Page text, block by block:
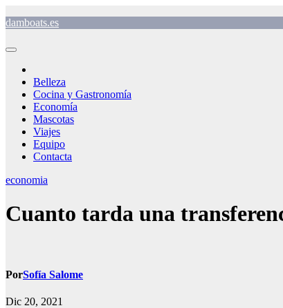
al
damboats.es
Belleza
Cocina y Gastronomía
Economía
Mascotas
Viajes
Equipo
Contacta
economia
Cuanto tarda una
PorSofía Salome
Dic 20, 2021